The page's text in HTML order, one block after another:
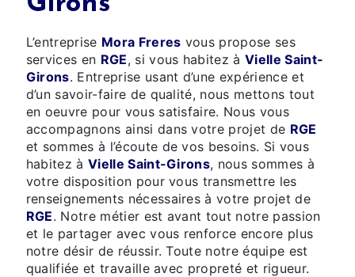
L’entreprise Mora Freres vous propose ses
services en RGE, si vous habitez àVielle Saint-
Girons. Entreprise usant d’une expérience et
d’un savoir-faire de qualité, nous mettons tout
en oeuvre pour vous satisfaire. Nous vous
accompagnons ainsi dans votre projet de RGE
et sommes à l’écoute de vos besoins. Si vous
habitez à Vielle Saint-Girons, nous sommes à
votre disposition pour vous transmettre les
renseignements nécessaires à votre projet de
RGE. Notre métier est avant tout notre passion
et le partager avec vous renforce encore plus
notre désir de réussir. Toute notre équipe est
qualifiée et travaille avec propreté et rigueur.